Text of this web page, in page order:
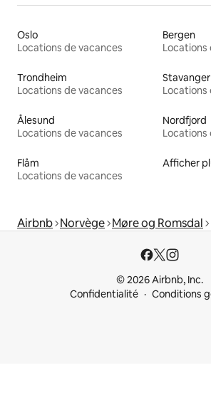
Oslo
Locations de vacances
Bergen
Locations
Trondheim
Locations de vacances
Stavanger
Locations
Ålesund
Locations de vacances
Nordfjord
Locations
Flåm
Locations de vacances
Afficher
Airbnb Norvège Møre og Romsdal
© 2026 Airbnb, Inc.
Confidentialité
Conditions